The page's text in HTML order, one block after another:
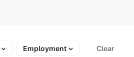
Employment Clear